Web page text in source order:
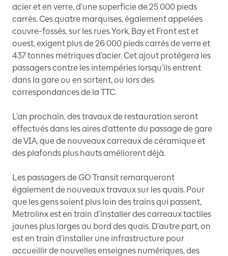
acier et en verre, d’une superficie de 25 000 pieds
carrés. Ces quatre marquises, également appelées
couvre-fossés, sur les rues York, Bay et Front est et
ouest, exigent plus de 26 000 pieds carrés de verre et
437 tonnes métriques d’acier. Cet ajout protégera les
passagers contre les intempéries lorsqu’ils entrent
dans la gare ou en sortent, ou lors des
correspondances de la TTC.
L’an prochain, des travaux de restauration seront
effectués dans les aires d’attente du passage de gare
de VIA, que de nouveaux carreaux de céramique et
des plafonds plus hauts améliorent déjà.
Les passagers de GO Transit remarqueront
également de nouveaux travaux sur les quais. Pour
que les gens soient plus loin des trains qui passent,
Metrolinx est en train d’installer des carreaux tactiles
jaunes plus larges au bord des quais. D’autre part, on
est en train d’installer une infrastructure pour
accueillir de nouvelles enseignes numériques, des